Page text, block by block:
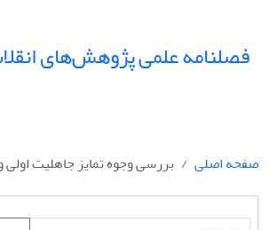
فصلنامه علمی پژوهش‌های
صفحه اصلی بررسی وجوه تمایز جاهلیت